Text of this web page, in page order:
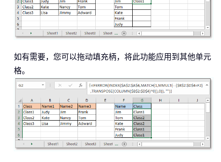
如有需要，您可以拖动填充柄，将此功能应用到其他单元
格。